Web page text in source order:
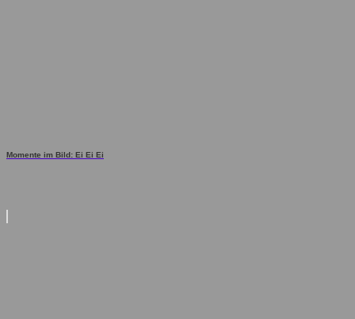
Momente im Bild: Ei Ei Ei